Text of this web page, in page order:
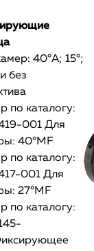
40°А; 15°;
без
по каталогу:
001 Для
40°MF
по каталогу:
001 Для
27°MF
по каталогу: